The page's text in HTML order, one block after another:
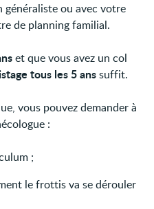
généraliste ou avec votre
de planning familial.
et que vous avez un col
tous les 5 anssuffit.
vous pouvez demander à
:
;
le frottis va se dérouler